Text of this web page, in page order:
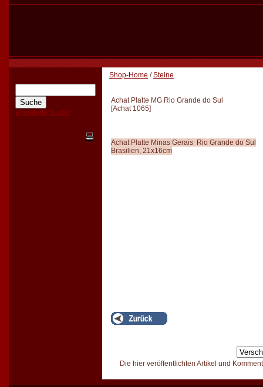
Erweiterte Suche
Shop-Home /Steine
Achat Platte MG Rio Grande do Sul
[Achat 1065]
Achat Platte Minas Gerais Rio Grande do Sul
Brasilien, 21x16cm
Die hier veröffentlichten Artikel und